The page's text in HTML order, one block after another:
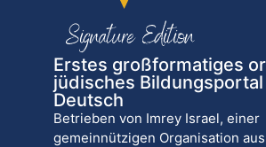
Erstes großformatiges
jüdisches
Deutsch
Betrieben von Imrey Israel, einer
gemeinnützigen Organisation